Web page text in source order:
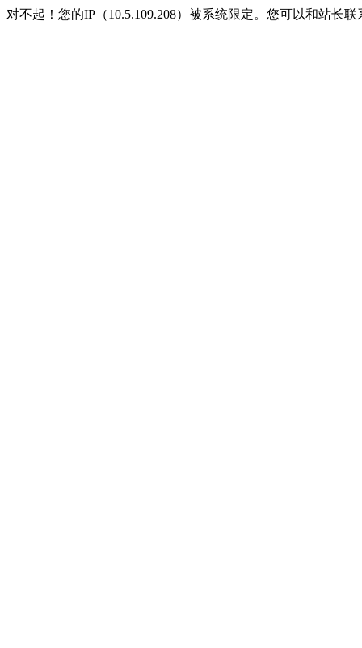
对不起！您的IP（10.5.109.208）被系统限定。您可以和站长联